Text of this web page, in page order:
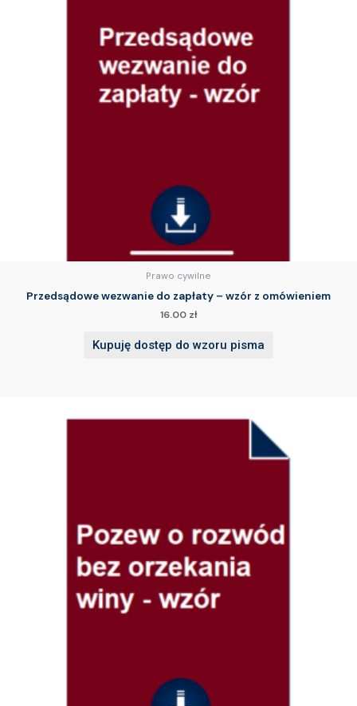
Prawo cywilne
Przedsądowe wezwanie do zapłaty – wzór z omówieniem
16.00 zł
Kupuję dostęp do wzoru pisma